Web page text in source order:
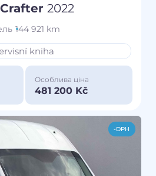
2022
144 921 km
kniha
Особлива ціна
481 200 Kč
-DPH